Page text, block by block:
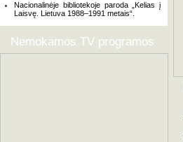
Nacionalinėje bibliotekoje paroda „Kelias į
Laisvę. Lietuva 1988–1991 metais“.
Nemokamos TV programos